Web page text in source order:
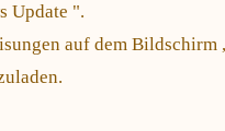
Update ".
auf dem